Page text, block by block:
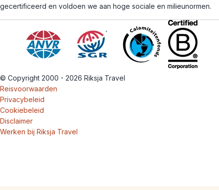
gecertificeerd en voldoen we aan hoge sociale en milieunormen.
© Copyright 2000 - 2026 Riksja Travel
Reisvoorwaarden
Privacybeleid
Cookiebeleid
Disclaimer
Werken bij Riksja Travel